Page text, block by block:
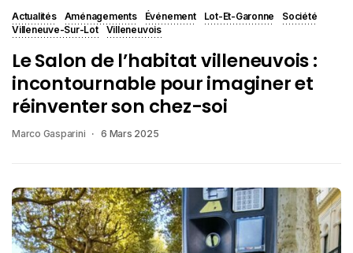
Actualités Aménagements Événement Lot-Et-Garonne
Société
Villeneuve-Sur-Lot
Villeneuvois
Le Salon de l’habitat villeneuvois :
incontournable pour imaginer et
réinventer son chez-soi
Marco Gasparini 6 Mars 2025